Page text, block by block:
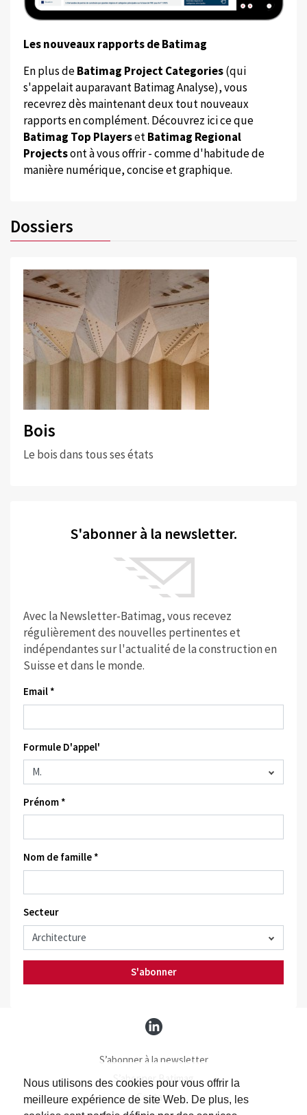
Nous utilisons des cookies pour vous offrir la
meilleure expérience de site Web. De plus, les
Les nouveaux rapports de Batimag
En plus deBatimag Project Categories(qui
s'appelait auparavant Batimag Analyse), vous
recevrez dès maintenant deux tout nouveaux
rapports en complément. Découvrez ici ce que
Batimag Top PlayersetBatimag Regional
Projectsont à vous offrir - comme d'habitude de
manière numérique, concise et graphique.
Dossiers
Bois
Le bois dans tous ses états
S'abonner à la newsletter.
Avec la Newsletter-Batimag, vous recevez
régulièrement des nouvelles pertinentes et
indépendantes sur l'actualité de la construction en
Suisse et dans le monde.
Email *
Formule D'appel'
Prénom *
Nom de famille *
Secteur
S'abonner
S’abonner à la newsletter
S’abonner Batimag
Contact